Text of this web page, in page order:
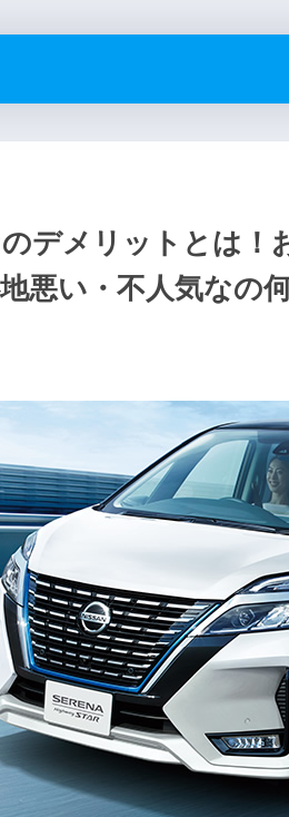
のデメリットとは！
悪い・不人気なの何